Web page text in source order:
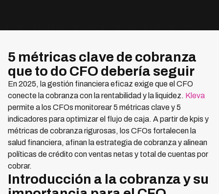
5 métricas clave de cobranza
que to do CFO debería seguir
En 2025, la gestión financiera eficaz exige que el CFO
conecte la cobranza con la rentabilidad y la liquidez. Kleva
permite a los CFOs monitorear 5 métricas clave y 5
indicadores para optimizar el flujo de caja. A partir de kpis y
métricas de cobranza rigurosas, los CFOs fortalecen la
salud financiera, afinan la estrategia de cobranza y alinean
políticas de crédito con ventas netas y total de cuentas por
cobrar.
Introducción a la cobranza y su